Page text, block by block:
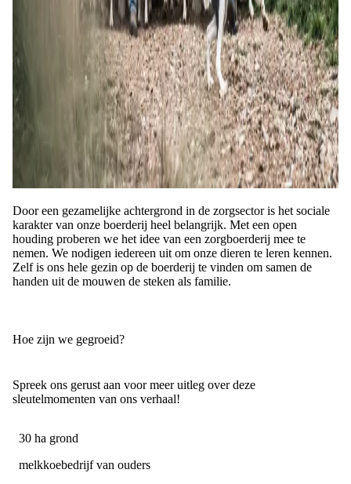
Door een gezamelijke achtergrond in de zorgsector is het sociale
karakter van onze boerderij heel belangrijk. Met een open
houding proberen we het idee van een zorgboerderij mee te
nemen. We nodigen iedereen uit om onze dieren te leren kennen.
Zelf is ons hele gezin op de boerderij te vinden om samen de
handen uit de mouwen de steken als familie.
Hoe zijn we gegroeid?
Spreek ons gerust aan voor meer uitleg over deze
sleutelmomenten van ons verhaal!
30 ha grond
melkkoebedrijf van ouders